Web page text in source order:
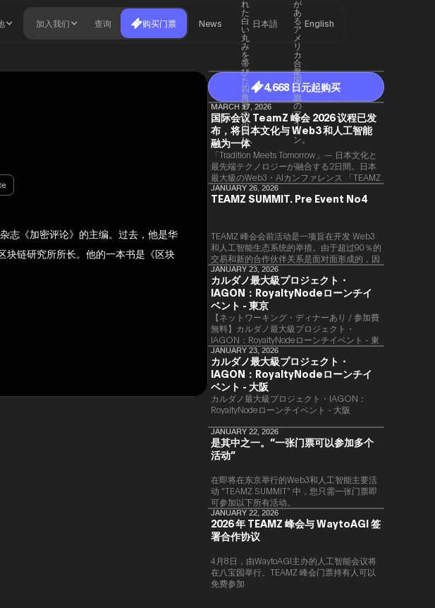
加入我们 查询 购买门票 News 日本語 English
志《加密评论》的主编。过去，他是华
链研究所所长。他的一本书是《区块
4,668 日元起购买
MARCH 17, 2026
国际会议 TeamZ 峰会 2026 议程已发
布，将日本文化与 Web3 和人工智能
融为一体
「Tradition Meets Tomorrow」— 日本文化と
最先端テクノロジーが融合する2日間。日本
最大級のWeb3・AIカンファレンス 「TEAMZ
Summit 2026」 が、2026年4月7日・8日に
東京・八芳園にて開催されます。今年のテー
る、特別な2日間となります。このたび、公
式アジェンダが公開されました。（※登壇者
のスケジュール等の都合により、開催までに
内容が変更となる可能性があります。）
JANUARY 26, 2026
TEAMZ SUMMIT. Pre Event No4
TEAMZ 峰会会前活动是一项旨在开发 Web3
和人工智能生态系统的举措。由于超过90％的
交易和新的合作伙伴关系是面对面形成的，因
此TEAMZ将在本次活动之前举行一次数量有
限的交流会议，以在轻松的氛围中促进高质量
的交流。
JANUARY 23, 2026
カルダノ最大級プロジェクト・
IAGON：RoyaltyNodeローンチイ
ベント - 東京
【ネットワーキング・ディナーあり / 参加費
無料】カルダノ最大級プロジェクト・
IAGON：RoyaltyNodeローンチイベント - 東
京
JANUARY 23, 2026
カルダノ最大級プロジェクト・
IAGON：RoyaltyNodeローンチイ
ベント - 大阪
​カルダノ最大級プロジェクト・IAGON：
RoyaltyNodeローンチイベント - 大阪
JANUARY 22, 2026
是其中之一。“一张门票可以参加多个
活动”
在即将在东京举行的Web3和人工智能主要活
动 “TEAMZ SUMMIT” 中，您只需一张门票即
可参加以下所有活动。
JANUARY 22, 2026
2026 年 TEAMZ 峰会与 WaytoAGI 签
署合作协议
4月8日，由WaytoAGI主办的人工智能会议将
在八宝园举行。TEAMZ 峰会门票持有人可以
免费参加